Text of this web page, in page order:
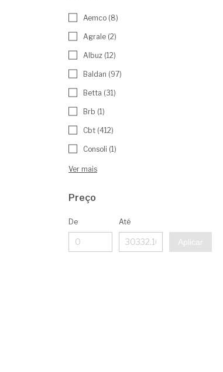
Aemco (8)
Agrale (2)
Albuz (12)
Baldan (97)
Betta (31)
Brb (1)
Cbt (412)
Consoli (1)
Ver mais
Preço
De Até
Aplicar